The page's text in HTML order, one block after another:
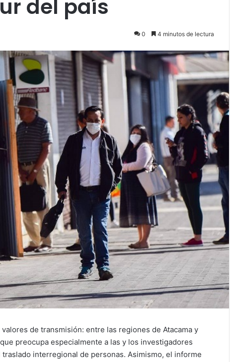
del país
0 4 minutos de lectura
de transmisión: entre las regiones de Atacama y
preocupa especialmente a las y los investigadores
interregional de personas. Asimismo, el informe